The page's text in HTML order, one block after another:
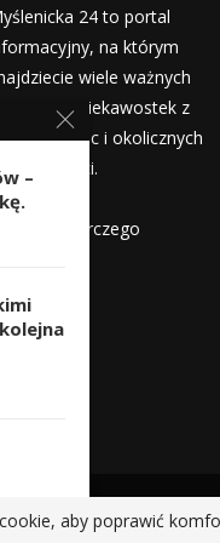
24 to portal
na którym
wiele ważnych
informacji i ciekawostek z
Myślenic i okolicznych
Gospodarczego
–
aby poprawić